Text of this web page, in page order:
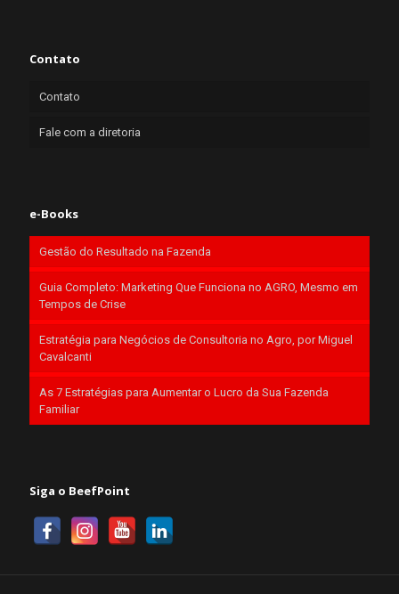
Contato
Contato
Fale com a diretoria
e-Books
Gestão do Resultado na Fazenda
Guia Completo: Marketing Que Funciona no AGRO, Mesmo em
Tempos de Crise
Estratégia para Negócios de Consultoria no Agro, por Miguel
Cavalcanti
As 7 Estratégias para Aumentar o Lucro da Sua Fazenda
Familiar
Siga o BeefPoint